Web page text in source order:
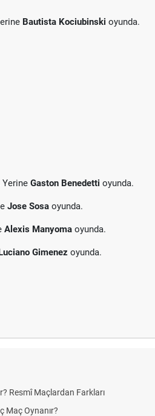
Bautista Kociubinski oyunda.
Yerine Gaston Benedetti oyunda.
Jose Sosa oyunda.
Alexis Manyoma oyunda.
Gimenez oyunda.
Resmî Maçlardan Farkları
Maç Oynanır?